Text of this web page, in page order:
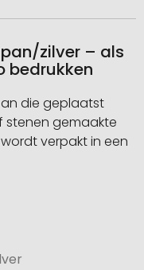
zilver – als
bedrukken
die geplaatst
stenen gemaakte
verpakt in een